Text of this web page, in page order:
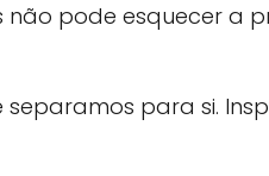
não pode esquecer a
para si.